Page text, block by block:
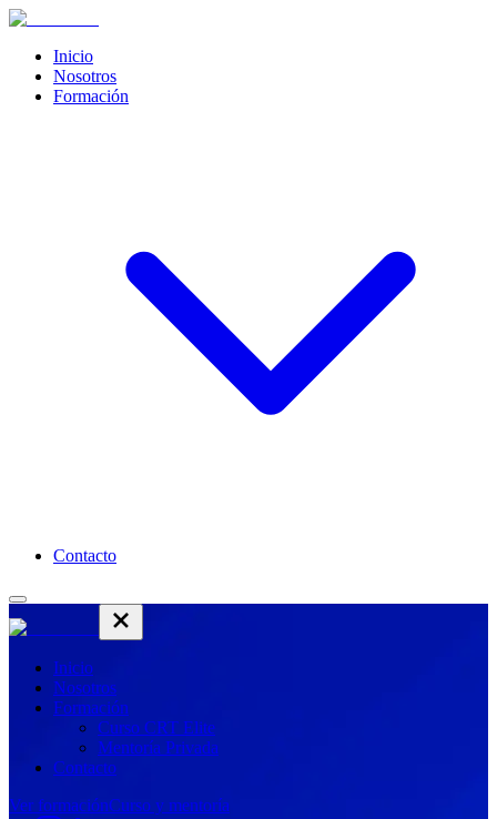
Inicio
Nosotros
Formación
Contacto
Inicio
Nosotros
Formación
Curso CRT Elite
Mentoría Privada
Contacto
Ver formaciónCurso y mentoría